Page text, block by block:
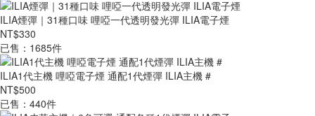
ILIA煙彈｜31種口味 哩啞一代透明發光彈 ILIA電子煙
NT$330
已售：1685件
ILIA1代主機 哩啞電子煙 通配1代煙彈 ILIA主機 #
NT$500
已售：440件